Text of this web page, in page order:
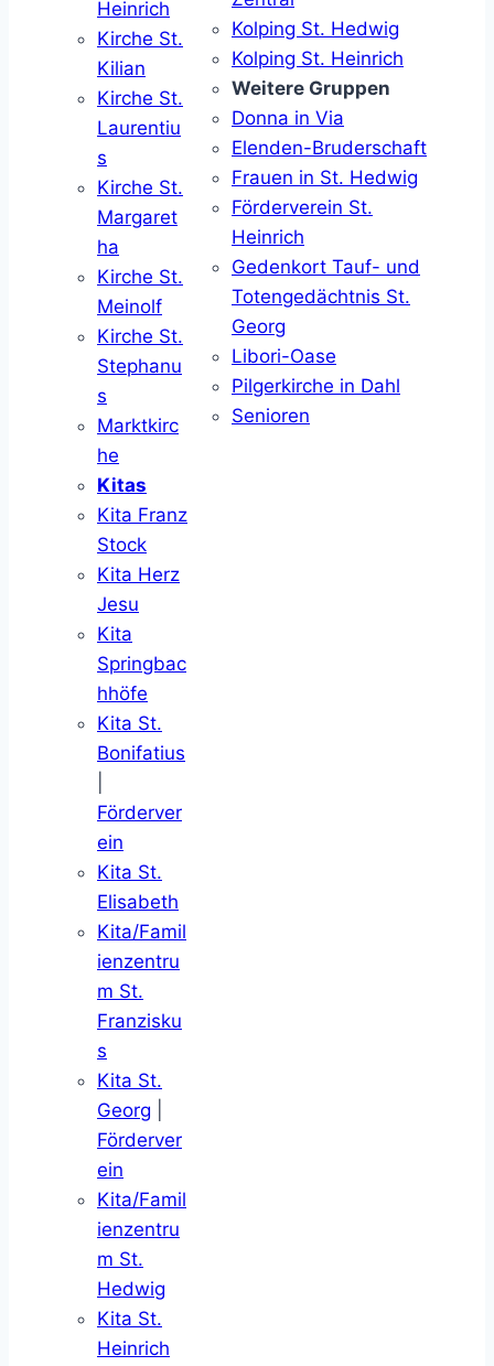
Heinrich
Kirche St.
Kilian
Kirche St.
Laurentiu
s
Kirche St.
Margaret
ha
Kirche St.
Meinolf
Kirche St.
Stephanu
s
Marktkirc
he
Kitas
Kita Franz
Stock
Kita Herz
Jesu
Kita
Springbac
hhöfe
Kita St.
Bonifatius
Förderver
ein
Kita St.
Elisabeth
Kita/Famil
ienzentru
m St.
Franzisku
s
Kita St.
Georg
Förderver
ein
Kita/Famil
ienzentru
m St.
Hedwig
Kita St.
Heinrich
Kolping St. Hedwig
Kolping St. Heinrich
Weitere Gruppen
Donna in Via
Elenden-Bruderschaft
Frauen in St. Hedwig
Förderverein St.
Heinrich
Gedenkort Tauf- und
Totengedächtnis St.
Georg
Libori-Oase
Pilgerkirche in Dahl
Senioren